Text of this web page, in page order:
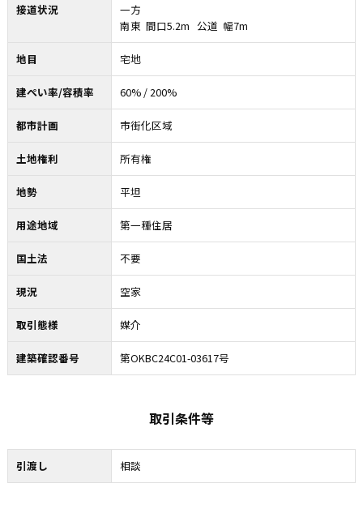
接道状況
一方
南東 間口5.2m 公道 幅7m
地目 宅地
建ぺい率/容積率 60% / 200%
都市計画 市街化区域
土地権利 所有権
地勢 平坦
用途地域 第一種住居
国土法 不要
現況 空家
取引態様 媒介
建築確認番号 第OKBC24C01-03617号
取引条件等
引渡し 相談